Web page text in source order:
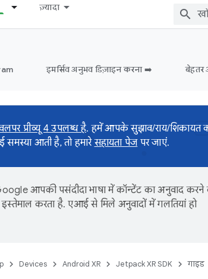
ज़्यादा
इमर्सिव अनुभव डिज़ाइन करना ➡️ बेहतर
प्रीव्यू 4 उपलब्ध है. हमें आपके सुझाव/राय/शिकायत
आती है, तो हमारेसहायता पेजपर जाएं.
आपकी पसंदीदा भाषा में कॉन्टेंट का अनुवाद
करता है. एआई से मिले अनुवादों में गलतियां हो
Devices Android XR Jetpack XR SDK गाइड